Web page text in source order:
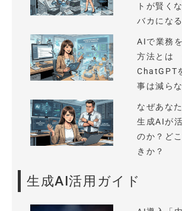
トが賢く
バカにな
AIで業務
方法とは
ChatGPT
事は減ら
なぜあな
生成AIが
のか？ど
きか？
生成AI活用ガイド